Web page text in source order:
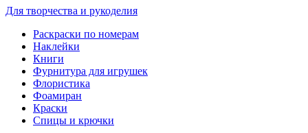
Для творчества и рукоделия
Раскраски по номерам
Наклейки
Книги
Фурнитура для игрушек
Флористика
Фоамиран
Краски
Спицы и крючки